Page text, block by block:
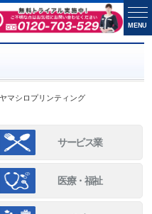
マシロプリンティング
サービス業
医療・福祉
MENU